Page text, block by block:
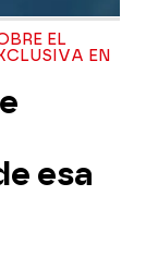
EL
EN
esa